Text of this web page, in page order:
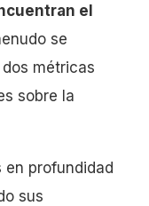
el
se
métricas
sobre la
en profundidad
sus